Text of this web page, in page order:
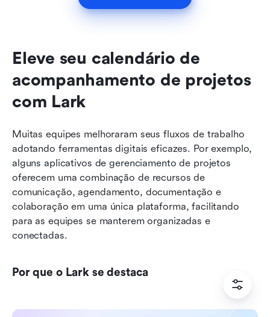
Eleve seu calendário de
acompanhamento de projetos
com Lark
Muitas equipes melhoraram seus fluxos de trabalho
adotando ferramentas digitais eficazes. Por exemplo,
alguns aplicativos de gerenciamento de projetos
oferecem uma combinação de recursos de
comunicação, agendamento, documentação e
colaboração em uma única plataforma, facilitando
para as equipes se manterem organizadas e
conectadas.
Por que o Lark se destaca